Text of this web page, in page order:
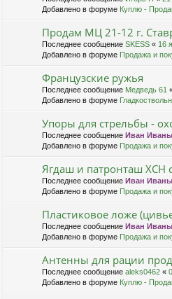
Добавлено в форуме Куплю -
Продам МЦ 21-12 г.
Последнее сообщение SKESS « 16
Добавлено в форуме Продажа и
Французские ружья
Последнее сообщение Медведь 61
Добавлено в форуме
Упоры для стрельбы -
Последнее сообщение Иван
Добавлено в форуме Продажа и
Ягдаш и патронташ ХСН
Последнее сообщение Иван
Добавлено в форуме Продажа и
Пластиковое ложе
Последнее сообщение Иван
Добавлено в форуме Продажа и
Антенны для рации
Последнее сообщение aleks0462 «
Добавлено в форуме Куплю -